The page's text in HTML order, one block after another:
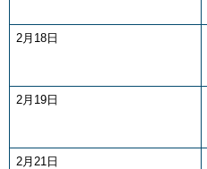
2月18日
2月19日
2月21日